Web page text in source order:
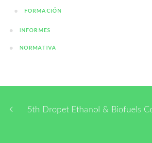
FORMACIÓN
INFORMES
NORMATIVA
5th Dropet Ethanol & Biofuels